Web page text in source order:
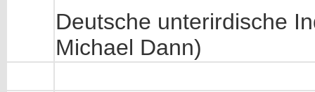
Deutsche unterirdische
Michael Dann)